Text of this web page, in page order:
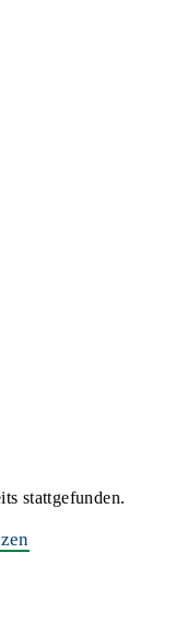
stattgefunden.